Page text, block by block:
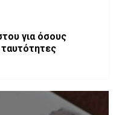
για όσους